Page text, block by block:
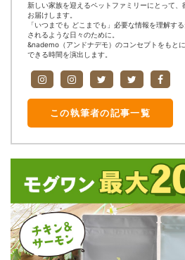
新しい家族を迎えるペットファミリーにとって
お届けします。
「いつまでも どこまでも」必要な情報を理解す
されるような日々のために。
&nademo（アンドナデモ）のコンセプトをもと
できる時間を演出します。
この執筆者の記事一覧